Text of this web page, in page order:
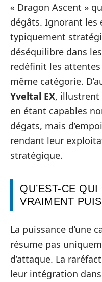
« Dragon Ascent »
dégâts. Ignorant
typiquement
déséquilibre dans
redéfinit les
même catégorie.
Yveltal EX, illustrent
en étant capables
dégats, mais
rendant leur
stratégique.
QU’EST-CE
VRAIMENT
La puissance d’une
résume pas
d’attaque. La
leur intégration